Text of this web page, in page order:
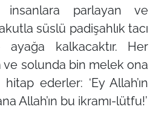
parlayan ve
süslü padişahlık tacı
kalkacaktır. Her
ve solunda bin melek ona
ederler: ‘Ey Allah’ın
Allah’ın bu ikramı-lütfu!’